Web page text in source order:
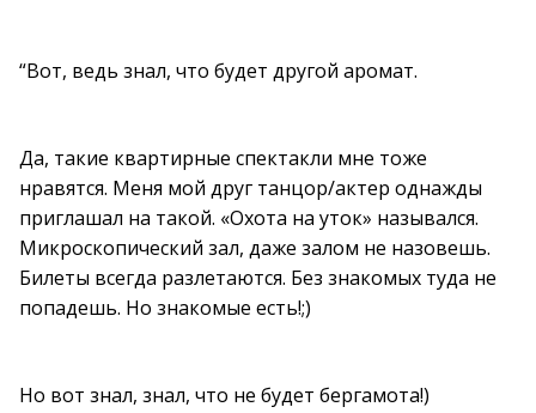
“Вот, ведь знал, что будет другой аромат.
Да, такие квартирные спектакли мне тоже
нравятся. Меня мой друг танцор/актер однажды
приглашал на такой. «Охота на уток» назывался.
Микроскопический зал, даже залом не назовешь.
Билеты всегда разлетаются. Без знакомых туда не
попадешь. Но знакомые есть!;)
Но вот знал, знал, что не будет бергамота!)